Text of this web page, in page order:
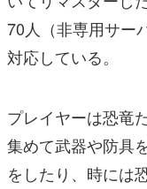
70人（非専用サー
対応している。
プレイヤーは恐竜
集めて武器や防具
をしたり、時には